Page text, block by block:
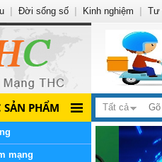
PHẨM
mạng
Tất cả
Đời sống số Kinh nghiệm Tư